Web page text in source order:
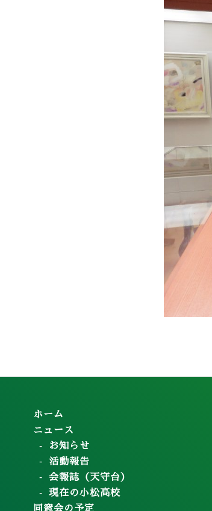
ホーム
ニュース
お知らせ
活動報告
会報誌（天守台）
現在の小松高校
同窓会の予定